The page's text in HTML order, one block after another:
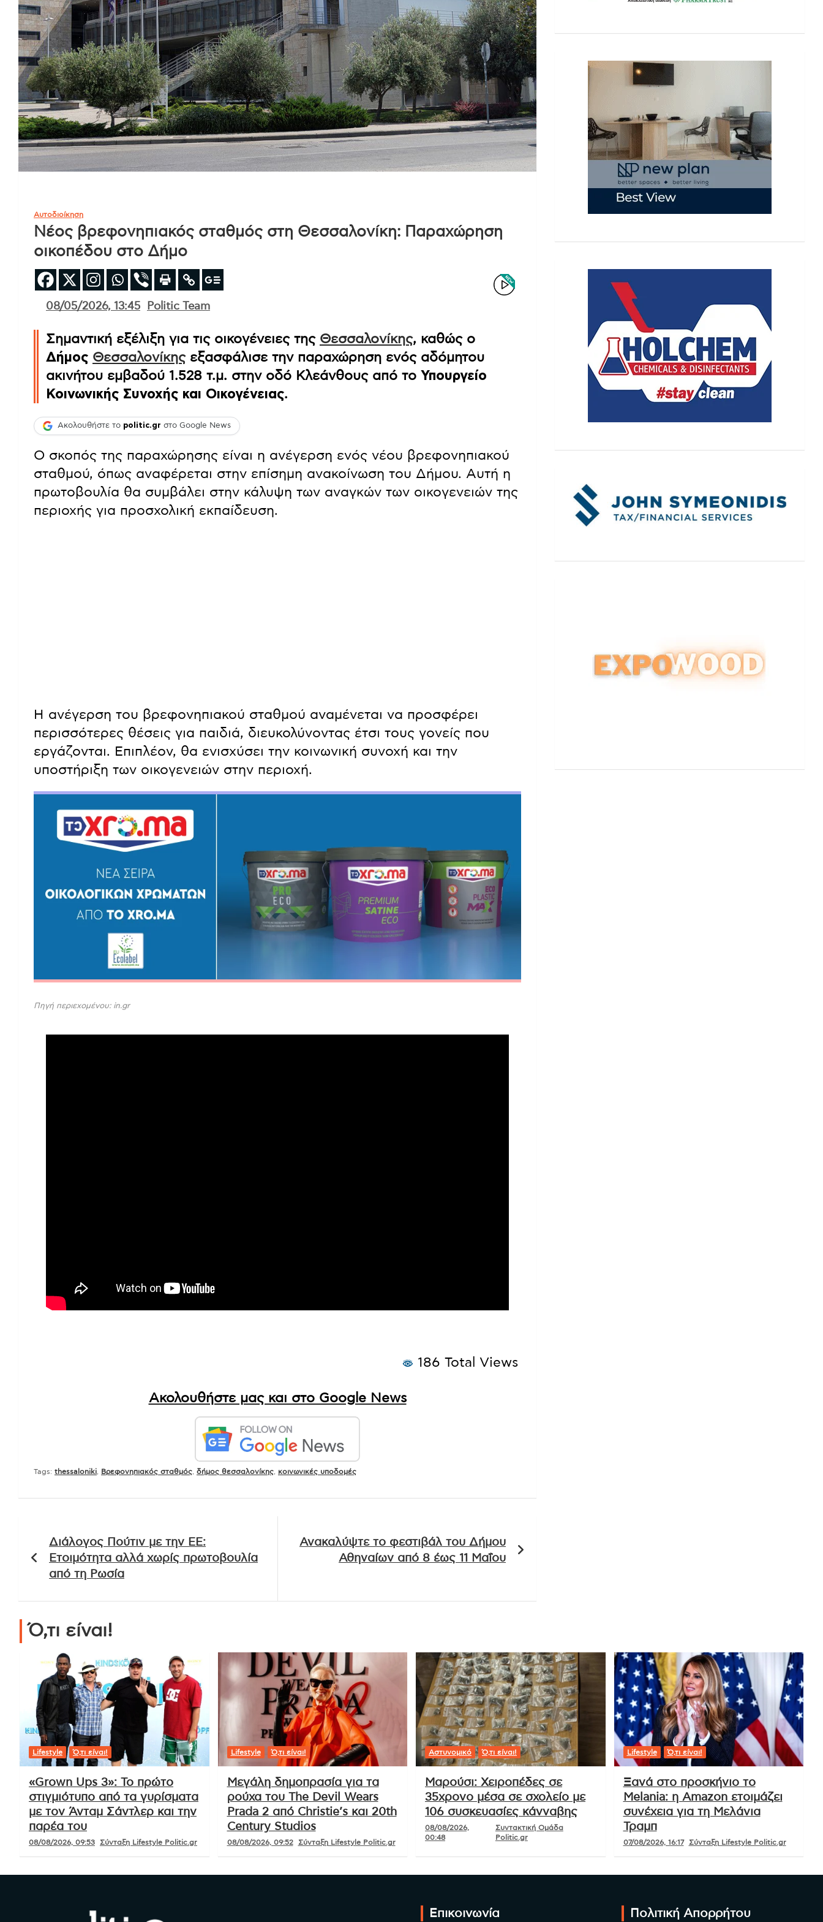
Αυτοδιοίκηση
Νέος βρεφονηπιακός σταθμός στη Θεσσαλονίκη: Παραχώρηση
οικοπέδου στο Δήμο
08/05/2026, 13:45 Politic Team
Σημαντική εξέλιξη για τις οικογένειες της Θεσσαλονίκης, καθώς ο
Δήμος Θεσσαλονίκηςεξασφάλισε την παραχώρηση ενός αδόμητου
ακινήτου εμβαδού 1.528 τ.μ. στην οδό Κλεάνθους από το Υπουργείο
Κοινωνικής Συνοχής και Οικογένειας.
Ακολουθήστε το politic.gr στο Google News
Ο σκοπός της παραχώρησης είναι η ανέγερση ενός νέου βρεφονηπιακού
σταθμού, όπως αναφέρεται στην επίσημη ανακοίνωση του Δήμου. Αυτή η
πρωτοβουλία θα συμβάλει στην κάλυψη των αναγκών των οικογενειών της
περιοχής για προσχολική εκπαίδευση.
Η ανέγερση του βρεφονηπιακού σταθμού αναμένεται να προσφέρει
περισσότερες θέσεις για παιδιά, διευκολύνοντας έτσι τους γονείς που
εργάζονται. Επιπλέον, θα ενισχύσει την κοινωνική συνοχή και την
υποστήριξη των οικογενειών στην περιοχή.
Πηγή περιεχομένου: in.gr
186 Total Views
Ακολουθήστε μας και στο Google News
Tags: thessaloniki Βρεφονηπιακός σταθμός δήμος θεσσαλονίκης κοινωνικές υποδομές
άρθρων
Διάλογος Πούτιν με την ΕΕ:
Ετοιμότητα αλλά χωρίς πρωτοβουλία
από τη Ρωσία
Ανακαλύψτε το φεστιβάλ του Δήμου
Αθηναίων από 8 έως 11 Μαΐου
Ό,τι είναι!
Lifestyle Ό,τι είναι!
«Grown Ups 3»: Το πρώτο
στιγμιότυπο από τα γυρίσματα
με τον Άνταμ Σάντλερ και την
παρέα του
08/08/2026, 09:53 Σύνταξη Lifestyle Politic.gr
Lifestyle Ό,τι είναι!
Μεγάλη δημοπρασία για τα
ρούχα του The Devil Wears
Prada 2 από Christie’s και 20th
Century Studios
08/08/2026, 09:52 Σύνταξη Lifestyle Politic.gr
Αστυνομικό Ό,τι είναι!
Μαρούσι: Χειροπέδες σε
35χρονο μέσα σε σχολείο με
106 συσκευασίες κάνναβης
08/08/2026,
00:48
Συντακτική Ομάδα
Politic.gr
Lifestyle Ό,τι είναι!
Ξανά στο προσκήνιο το
Melania: η Amazon ετοιμάζει
συνέχεια για τη Μελάνια
Τραμπ
07/08/2026, 16:17 Σύνταξη Lifestyle Politic.gr
Επικοινωνία Πολιτική Απορρήτου